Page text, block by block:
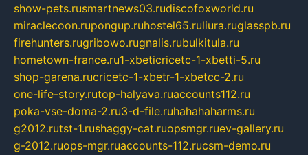
show-pets.rusmartnews03.rudiscofoxworld.ru
miraclecoon.rupongup.ruhostel65.ruliura.ruglasspb.ru
firehunters.rugribowo.rugnalis.rubulkitula.ru
hometown-france.ru1-xbeticricetc-1-xbetti-5.ru
shop-garena.rucricetc-1-xbetr-1-xbetcc-2.ru
one-life-story.rutop-halyava.ruaccounts112.ru
poka-vse-doma-2.ru3-d-file.ruhahahaharms.ru
g2012.rutst-1.rushaggy-cat.ruopsmgr.ruev-gallery.ru
g-2012.ruops-mgr.ruaccounts-112.rucsm-demo.ru